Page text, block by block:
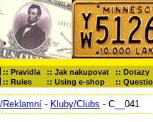
:: Pravidla :: Jak nakupovat :: Dotazy
:: Rules :: Using e-shop ::
Reklamní - Kluby/Clubs - C__041